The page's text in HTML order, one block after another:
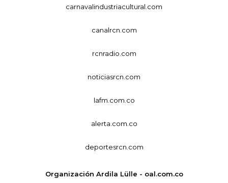
carnavalindustriacultural.com
canalrcn.com
rcnradio.com
noticiasrcn.com
lafm.com.co
alerta.com.co
deportesrcn.com
Organización Ardila Lülle - oal.com.co